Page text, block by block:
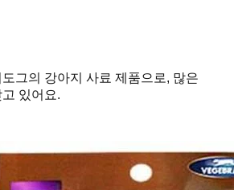
그의 강아지 사료 제품으로, 많은
있어요.